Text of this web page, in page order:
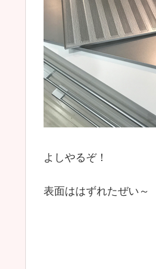
よしやるぞ！
表面ははずれたぜい～